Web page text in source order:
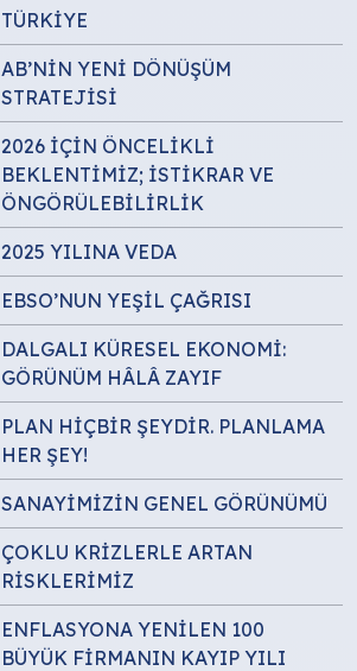
TÜRKİYE
AB’NİN YENİ DÖNÜŞÜM
STRATEJİSİ
2026 İÇİN ÖNCELİKLİ
BEKLENTİMİZ; İSTİKRAR VE
ÖNGÖRÜLEBİLİRLİK
2025 YILINA VEDA
EBSO’NUN YEŞİL ÇAĞRISI
DALGALI KÜRESEL EKONOMİ:
GÖRÜNÜM HÂLÂ ZAYIF
PLAN HİÇBİR ŞEYDİR. PLANLAMA
HER ŞEY!
SANAYİMİZİN GENEL GÖRÜNÜMÜ
ÇOKLU KRİZLERLE ARTAN
RİSKLERİMİZ
ENFLASYONA YENİLEN 100
BÜYÜK FİRMANIN KAYIP YILI